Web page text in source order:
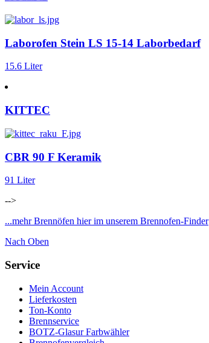
Laborofen Stein LS 15-14 Laborbedarf
15.6 Liter
KITTEC
CBR 90 F Keramik
91 Liter
-->
...mehr Brennöfen hier im unserem Brennofen-Finder
Nach Oben
Service
Mein Account
Lieferkosten
Ton-Konto
Brennservice
BOTZ-Glasur Farbwähler